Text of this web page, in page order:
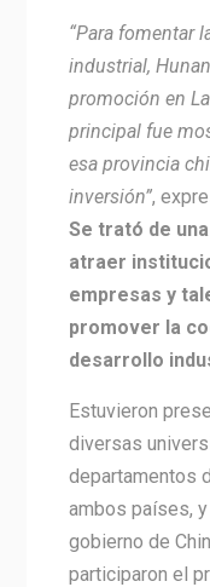
“Para fomentar
industrial,
promoción en
principal fue
esa provincia
inversión”,
Se trató de
atraer
empresas y
promover la
desarrollo
Estuvieron
diversas
departamentos
ambos países,
gobierno de
participaron el